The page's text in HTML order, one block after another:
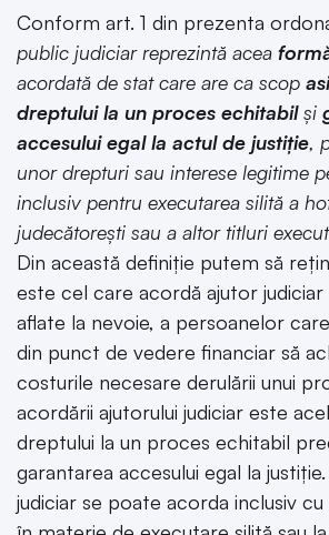
Conform art. 1 din prezenta
public judiciar reprezintă acea
acordată de stat care are ca scop
dreptului la un proces echitabilşi
accesului egal la actul de justiţie,
unor drepturi sau interese legitime
inclusiv pentru executarea silită a
judecătoreşti sau a altor titluri
Din această definiție putem să
este cel care acordă ajutor
aflate la nevoie, a persoanelor
din punct de vedere financiar să
costurile necesare derulării unui
acordării ajutorului judiciar este
dreptului la un proces echitabil
garantarea accesului egal la
judiciar se poate acorda inclusiv